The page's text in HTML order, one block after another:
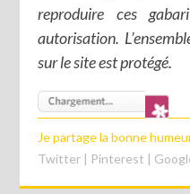
reproduire ces
autorisation.
sur le site est protégé.
Je partage la bonne
Twitter | Pinterest |